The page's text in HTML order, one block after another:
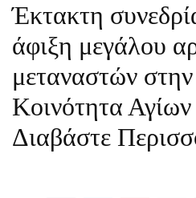
Έκτακτη
άφιξη μεγάλου
μεταναστών
Κοινότητα
Διαβάστε